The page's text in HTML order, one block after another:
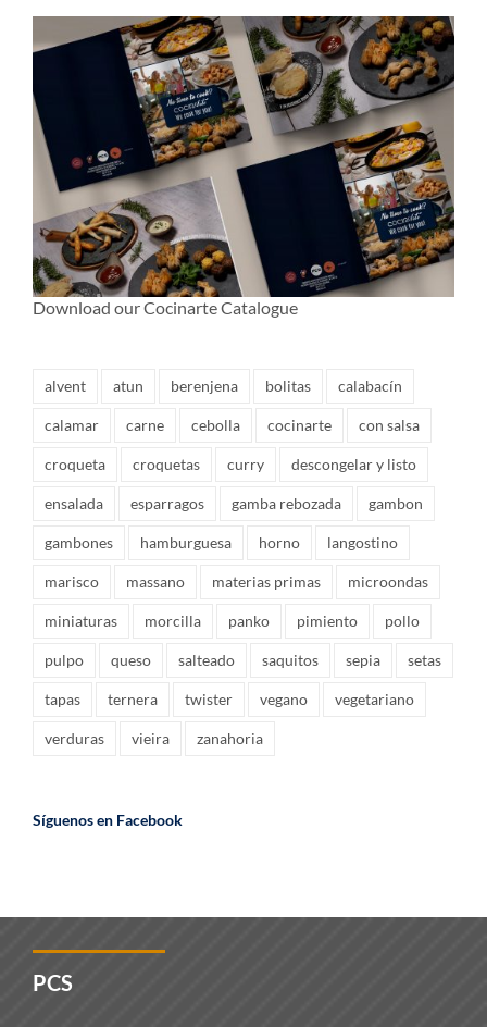
Download our Cocinarte Catalogue
alvent atun berenjena bolitas calabacín
calamar carne cebolla cocinarte con salsa
croqueta croquetas curry descongelar y listo
ensalada esparragos gamba rebozada gambon
gambones hamburguesa horno langostino
marisco massano materias primas microondas
miniaturas morcilla panko pimiento pollo
pulpo queso salteado saquitos sepia setas
tapas ternera twister vegano vegetariano
verduras vieira zanahoria
Síguenos en Facebook
PCS